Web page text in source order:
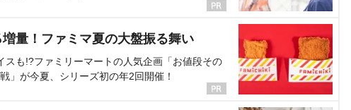
量！ファミマ夏の大盤振る舞い
スも!?ファミリーマートの人気企画「お値段その
」が今夏、シリーズ初の年2回開催！